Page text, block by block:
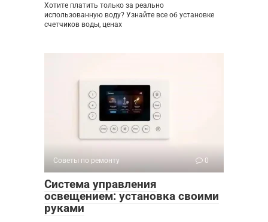
Хотите платить только за реально
использованную воду? Узнайте все об установке
счетчиков воды, ценах
Советы по ремонту 0
Система управления
освещением: установка своими
руками